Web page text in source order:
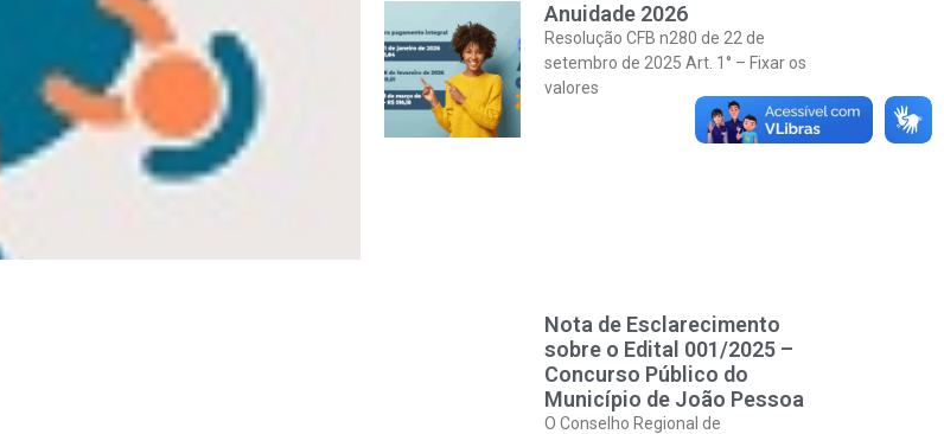
Anuidade 2026
Resolução CFB n280 de 22 de
setembro de 2025 Art. 1° – Fixar os
valores
Nota de Esclarecimento
sobre o Edital 001/2025 –
Concurso Público do
Município de João Pessoa
O Conselho Regional de